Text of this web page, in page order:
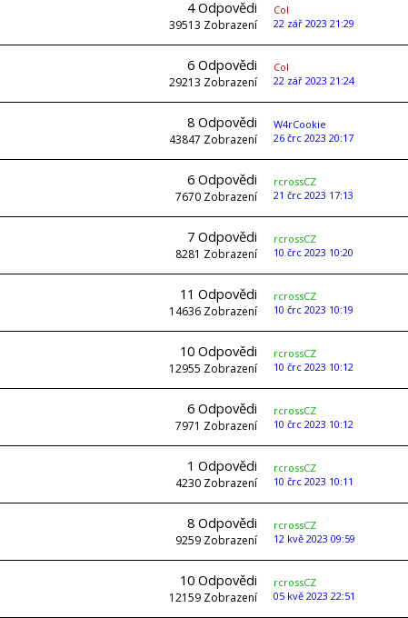
4Odpovědi
39513 Zobrazení
Col
22 zář 2023 21:29
6 Odpovědi
29213 Zobrazení
Col
22 zář 2023 21:24
8 Odpovědi
43847 Zobrazení
W4rCookie
26 črc 2023 20:17
6 Odpovědi
7670 Zobrazení
rcrossCZ
21 črc 2023 17:13
7 Odpovědi
8281 Zobrazení
rcrossCZ
10 črc 2023 10:20
11 Odpovědi
14636 Zobrazení
rcrossCZ
10 črc 2023 10:19
10 Odpovědi
12955 Zobrazení
rcrossCZ
10 črc 2023 10:12
6 Odpovědi
7971 Zobrazení
rcrossCZ
10 črc 2023 10:12
1 Odpovědi
4230 Zobrazení
rcrossCZ
10 črc 2023 10:11
8 Odpovědi
9259 Zobrazení
rcrossCZ
12 kvě 2023 09:59
10 Odpovědi
12159 Zobrazení
rcrossCZ
05 kvě 2023 22:51